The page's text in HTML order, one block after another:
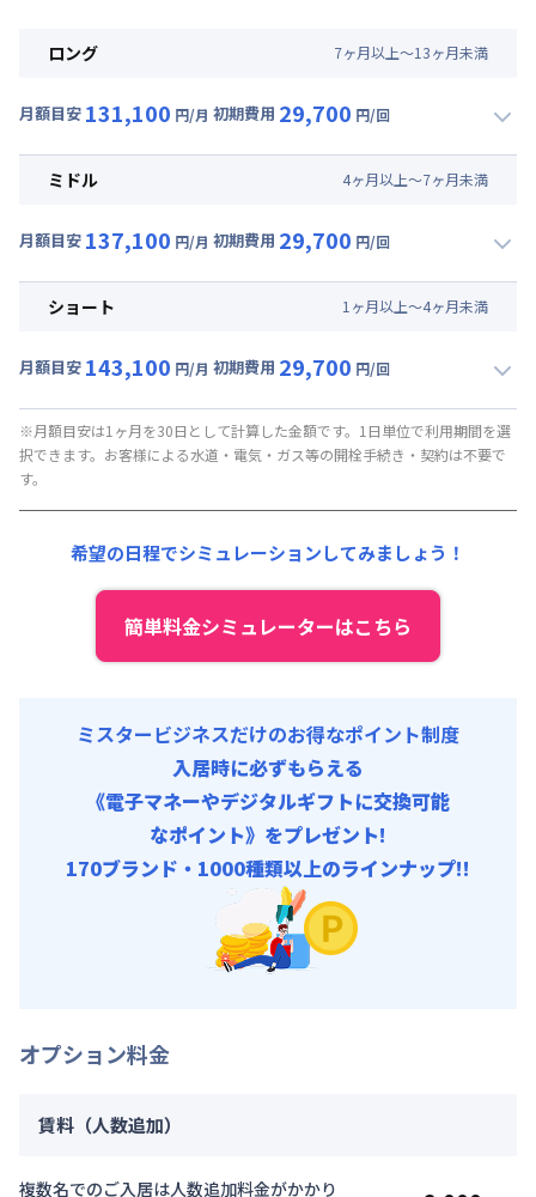
ロング 7ヶ月以上～13ヶ月未満
月額目安 131,100 円/月 初期費用 29,700 円/回
月額賃料目安(30日利用)
光熱費他 : 21,000円/月 (700円/日) (税抜)
ミドル 4ヶ月以上～7ヶ月未満
月額目安 137,100 円/月 初期費用 29,700 円/回
月額賃料目安(30日利用)
光熱費他 : 21,000円/月 (700円/日) (税抜)
ショート 1 ヶ月以上～4ヶ月未満
月額目安 143,100 円/月 初期費用 29,700 円/回
月額賃料目安(30日利用)
賃料 : 120,000円/月 (4,000円/日)
光熱費他 :
※月額目安は1ヶ月を30日として計算した金額です。1日単位で利用期間を選
択できます。お客様による水道・電気・ガス等の開栓手続き・契約は不要で
す。
希望の日程でシミュレーションしてみましょう！
簡単料金シミュレーターはこちら
ミスタービジネスだけのお得なポイント制度
入居時に必ずもらえる
《電子マネーやデジタルギフトに交換可能
なポイント》をプレゼント!
170ブランド・1000種類以上のラインナップ!!
オプション料金
賃料（人数追加）
複数名でのご入居は人数追加料金がかかり